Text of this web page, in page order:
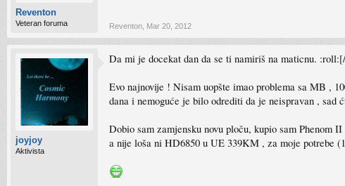
Reventon
Veteran foruma Reventon Mar 20, 2012
joyjoy
Aktivista
Da mi je docekat dan da se ti namiriš na maticnu.
Evo najnovije ! Nisam uopšte imao problema sa MB ,
dana i nemoguće je bilo odrediti da je neispravan , sad
Dobio sam zamjensku novu ploču, kupio sam
a nije loša ni HD6850 u UE 339KM , za moje potrebe